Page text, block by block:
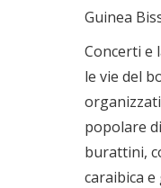
Guinea
Concerti e
le vie del
popolare
burattini,
caraibica